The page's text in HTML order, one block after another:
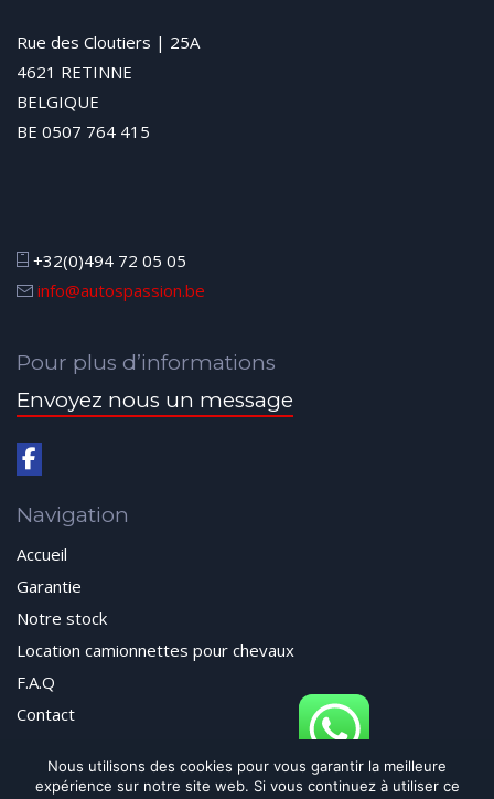
Rue des Cloutiers | 25A
4621 RETINNE
BELGIQUE
BE 0507 764 415
+32(0)494 72 05 05
info@autospassion.be
Pour plus d’informations
Envoyez nous un message
Navigation
Accueil
Garantie
Notre stock
Location camionnettes pour chevaux
F.A.Q
Contact
© 2024 Autos Passion All Rights Reserved
Nous utilisons des cookies pour vous garantir la meilleure
expérience sur notre site web. Si vous continuez à utiliser ce